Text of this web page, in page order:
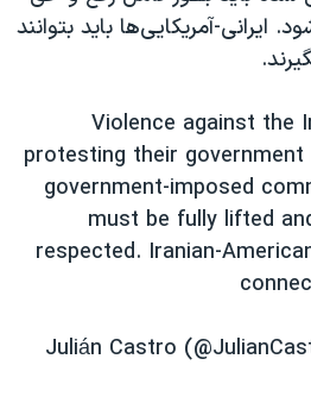
آمریکایی‌ها باید بتوانند
Violence against the
protesting their
government-imposed
must be fully lifted
respected. Iranian-